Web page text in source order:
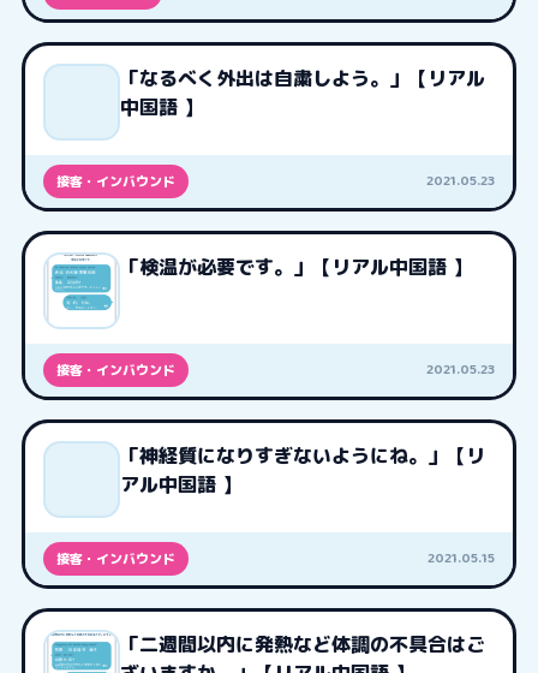
「なるべく外出は自粛しよう。」【リアル
中国語 】
接客・インバウンド 2021.05.23
「検温が必要です。」【リアル中国語 】
接客・インバウンド 2021.05.23
「神経質になりすぎないようにね。」【リ
アル中国語 】
接客・インバウンド 2021.05.15
「二週間以内に発熱など体調の不具合はご